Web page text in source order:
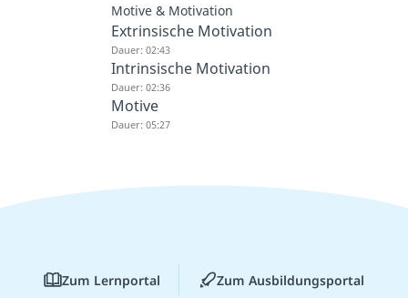
Motive & Motivation
Extrinsische Motivation
Dauer: 02:43
Intrinsische Motivation
Dauer: 02:36
Motive
Dauer: 05:27
Zum Lernportal Zum Ausbildungsportal